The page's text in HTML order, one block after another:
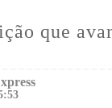
que